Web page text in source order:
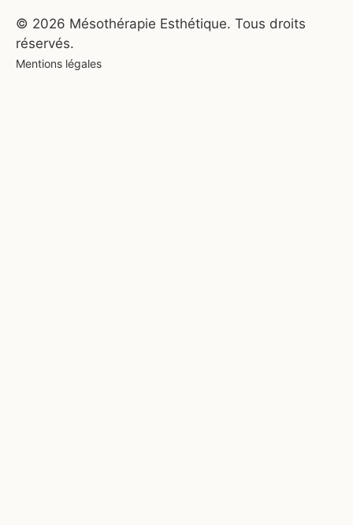
© 2026 Mésothérapie Esthétique. Tous droits
réservés.
Mentions légales